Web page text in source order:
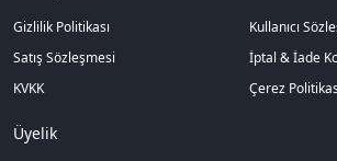
Gizlilik Politikası
Kullanıcı
Satış Sözleşmesi
İptal & İade
KVKK
Çerez
Üyelik